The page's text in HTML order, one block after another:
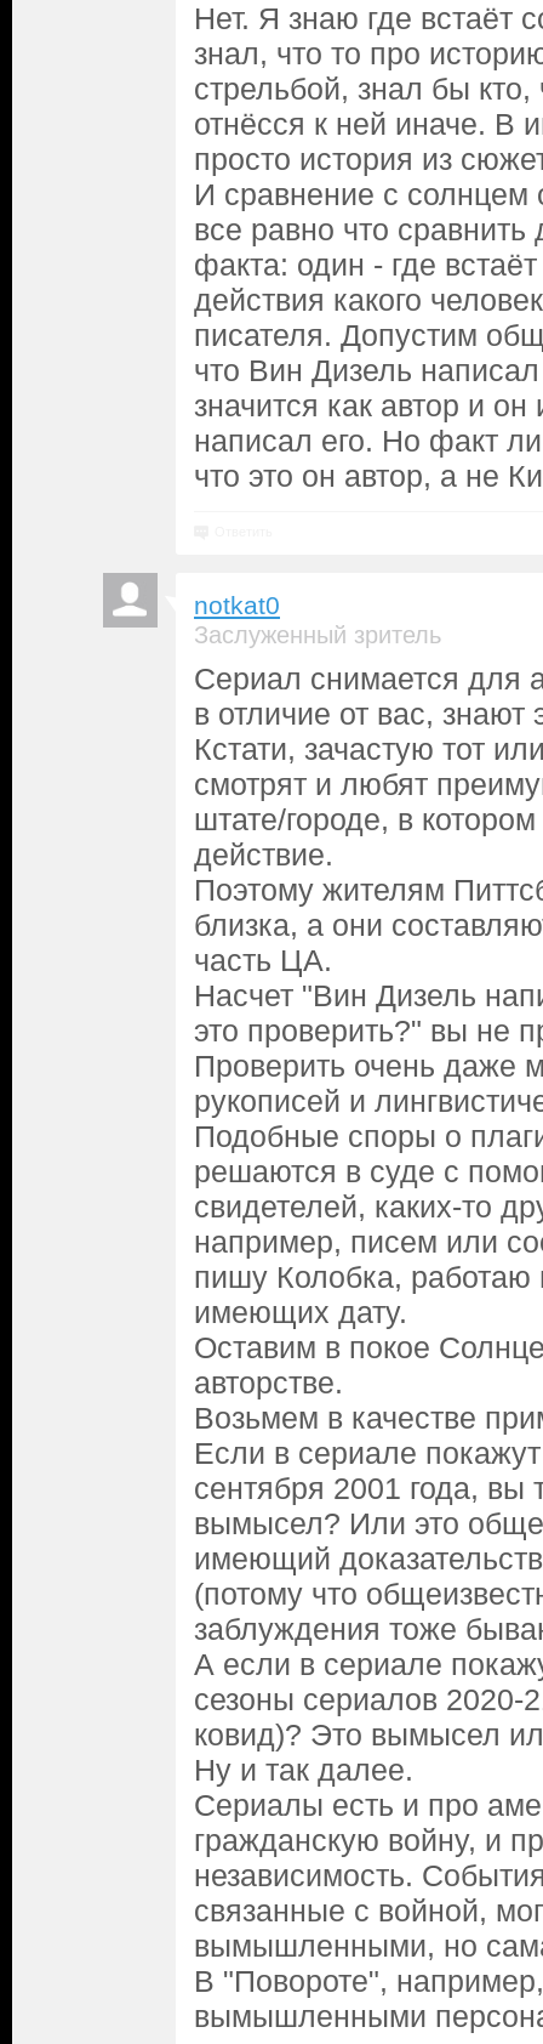
Нет. Я знаю где встаёт
знал, что то про
стрельбой, знал бы
отнёсся к ней иначе. В
просто история из
И сравнение с солнцем
все равно что
факта: один - где
действия какого
писателя. Допустим
что Вин Дизель
значится как автор и он
написал его. Но факт
что это он автор, а не
notkat0
Заслуженный зритель
Сериал снимается для
в отличие от вас, знают
Кстати, зачастую тот
смотрят и любят
штате/городе, в
действие.
Поэтому жителям
близка, а они
часть ЦА.
Насчет "Вин Дизель
это проверить?" вы не
Проверить очень даже
рукописей и
Подобные споры о
решаются в суде с
свидетелей, каких-то
например, писем или
пишу Колобка, работаю
имеющих дату.
Оставим в покое
авторстве.
Возьмем в качестве
Если в сериале
сентября 2001 года, вы
вымысел? Или это
имеющий
(потому что
заблуждения тоже
А если в сериале
сезоны сериалов 2020-
ковид)? Это вымысел
Ну и так далее.
Сериалы есть и про
гражданскую войну, и
независимость.
связанные с войной,
вымышленными, но
В "Повороте",
вымышленными